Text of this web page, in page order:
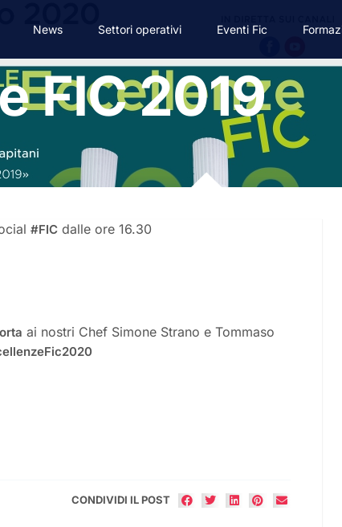
News Settori operativi Eventi Fic
FIC 2019
#FIC dalle ore 16.30
ai nostri Chef Simone Strano e Tommaso
CONDIVIDI IL POST